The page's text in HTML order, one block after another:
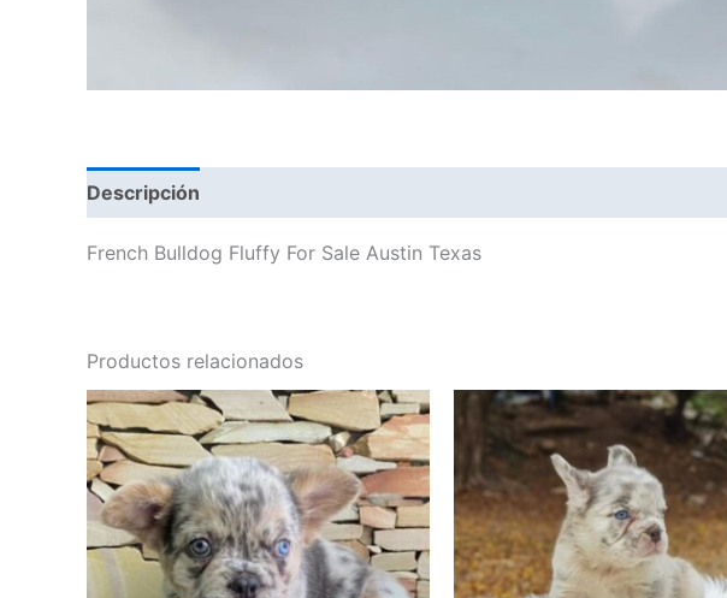
Descripción
French Bulldog Fluffy For Sale Austin Texas
Productos relacionados